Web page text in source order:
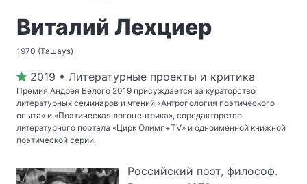
Виталий Лехциер
1970 (Ташауз)
2019 • Литературные проекты и критика
Премия Андрея Белого 2019 присуждается за кураторство
литературных семинаров и чтений «Антропология поэтического
опыта» и «Поэтическая логоцентрика», соредакторство
литературного портала «Цирк Олимп+TV» и одноименной книжной
поэтической серии.
Российский поэт, философ.